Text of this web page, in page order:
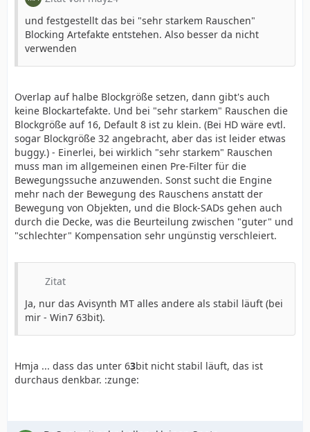
und festgestellt das bei "sehr starkem Rauschen"
Blocking Artefakte entstehen. Also besser da nicht
verwenden
Overlap auf halbe Blockgröße setzen, dann gibt's auch
keine Blockartefakte. Und bei "sehr starkem" Rauschen die
Blockgröße auf 16, Default 8 ist zu klein. (Bei HD wäre evtl.
sogar Blockgröße 32 angebracht, aber das ist leider etwas
buggy.) - Einerlei, bei wirklich "sehr starkem" Rauschen
muss man im allgemeinen einen Pre-Filter für die
Bewegungssuche anzuwenden. Sonst sucht die Engine
mehr nach der Bewegung des Rauschens anstatt der
Bewegung von Objekten, und die Block-SADs gehen auch
durch die Decke, was die Beurteilung zwischen "guter" und
"schlechter" Kompensation sehr ungünstig verschleiert.
Zitat
Ja, nur das Avisynth MT alles andere als stabil läuft (bei
mir - Win7 63bit).
Hmja ... dass das unter 63bit nicht stabil läuft, das ist
durchaus denkbar. :zunge: